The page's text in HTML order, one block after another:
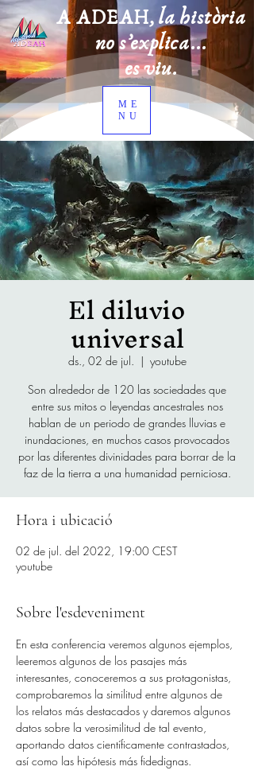
A ADEAH, la història
no s’explica...
es viu.
ME
NU
El diluvio
universal
ds., 02 de jul.
  |
youtube
Son alrededor de 120 las sociedades que
entre sus mitos o leyendas ancestrales nos
hablan de un periodo de grandes lluvias e
inundaciones, en muchos casos provocados
por las diferentes divinidades para borrar de la
faz de la tierra a una humanidad perniciosa.
Hora i ubicació
02 de jul. del 2022, 19:00 CEST
youtube
Sobre l'esdeveniment
En esta conferencia veremos algunos ejemplos,
leeremos algunos de los pasajes más
interesantes, conoceremos a sus protagonistas,
comprobaremos la similitud entre algunos de
los relatos más destacados y daremos algunos
datos sobre la verosimilitud de tal evento,
aportando datos científicamente contrastados,
así como las hipótesis más fidedignas.